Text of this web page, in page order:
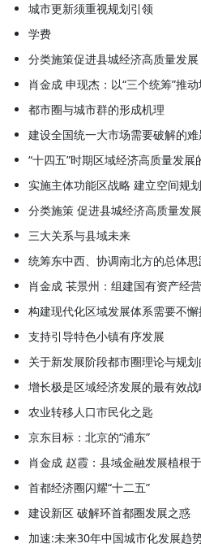
城市更新须重视规划引领
学费
分类施策促进县城经济高质量发展
肖金成 申现杰：以“三个统筹”推
都市圈与城市群的形成机理
建设全国统一大市场需要破解的难
“十四五”时期区域经济高质量发展
实施主体功能区战略 建立空间规
分类施策 促进县城经济高质量发展
三大关系与县域未来
统筹东中西、协调南北方的总体思
肖金成 苌景州：组建国有资产经
构建现代化区域发展体系需要不
支持引导特色小镇有序发展
关于新发展阶段都市圈理论与规
增长极是区域经济发展的最有效
农业转移人口市民化之匙
京东目标：北京的“浦东”
肖金成 赵霞：县域金融发展植根
首都经济圈闪耀“十二五”
建设新区 破解环首都圈发展之惑
加速:未来30年中国城市化发展趋